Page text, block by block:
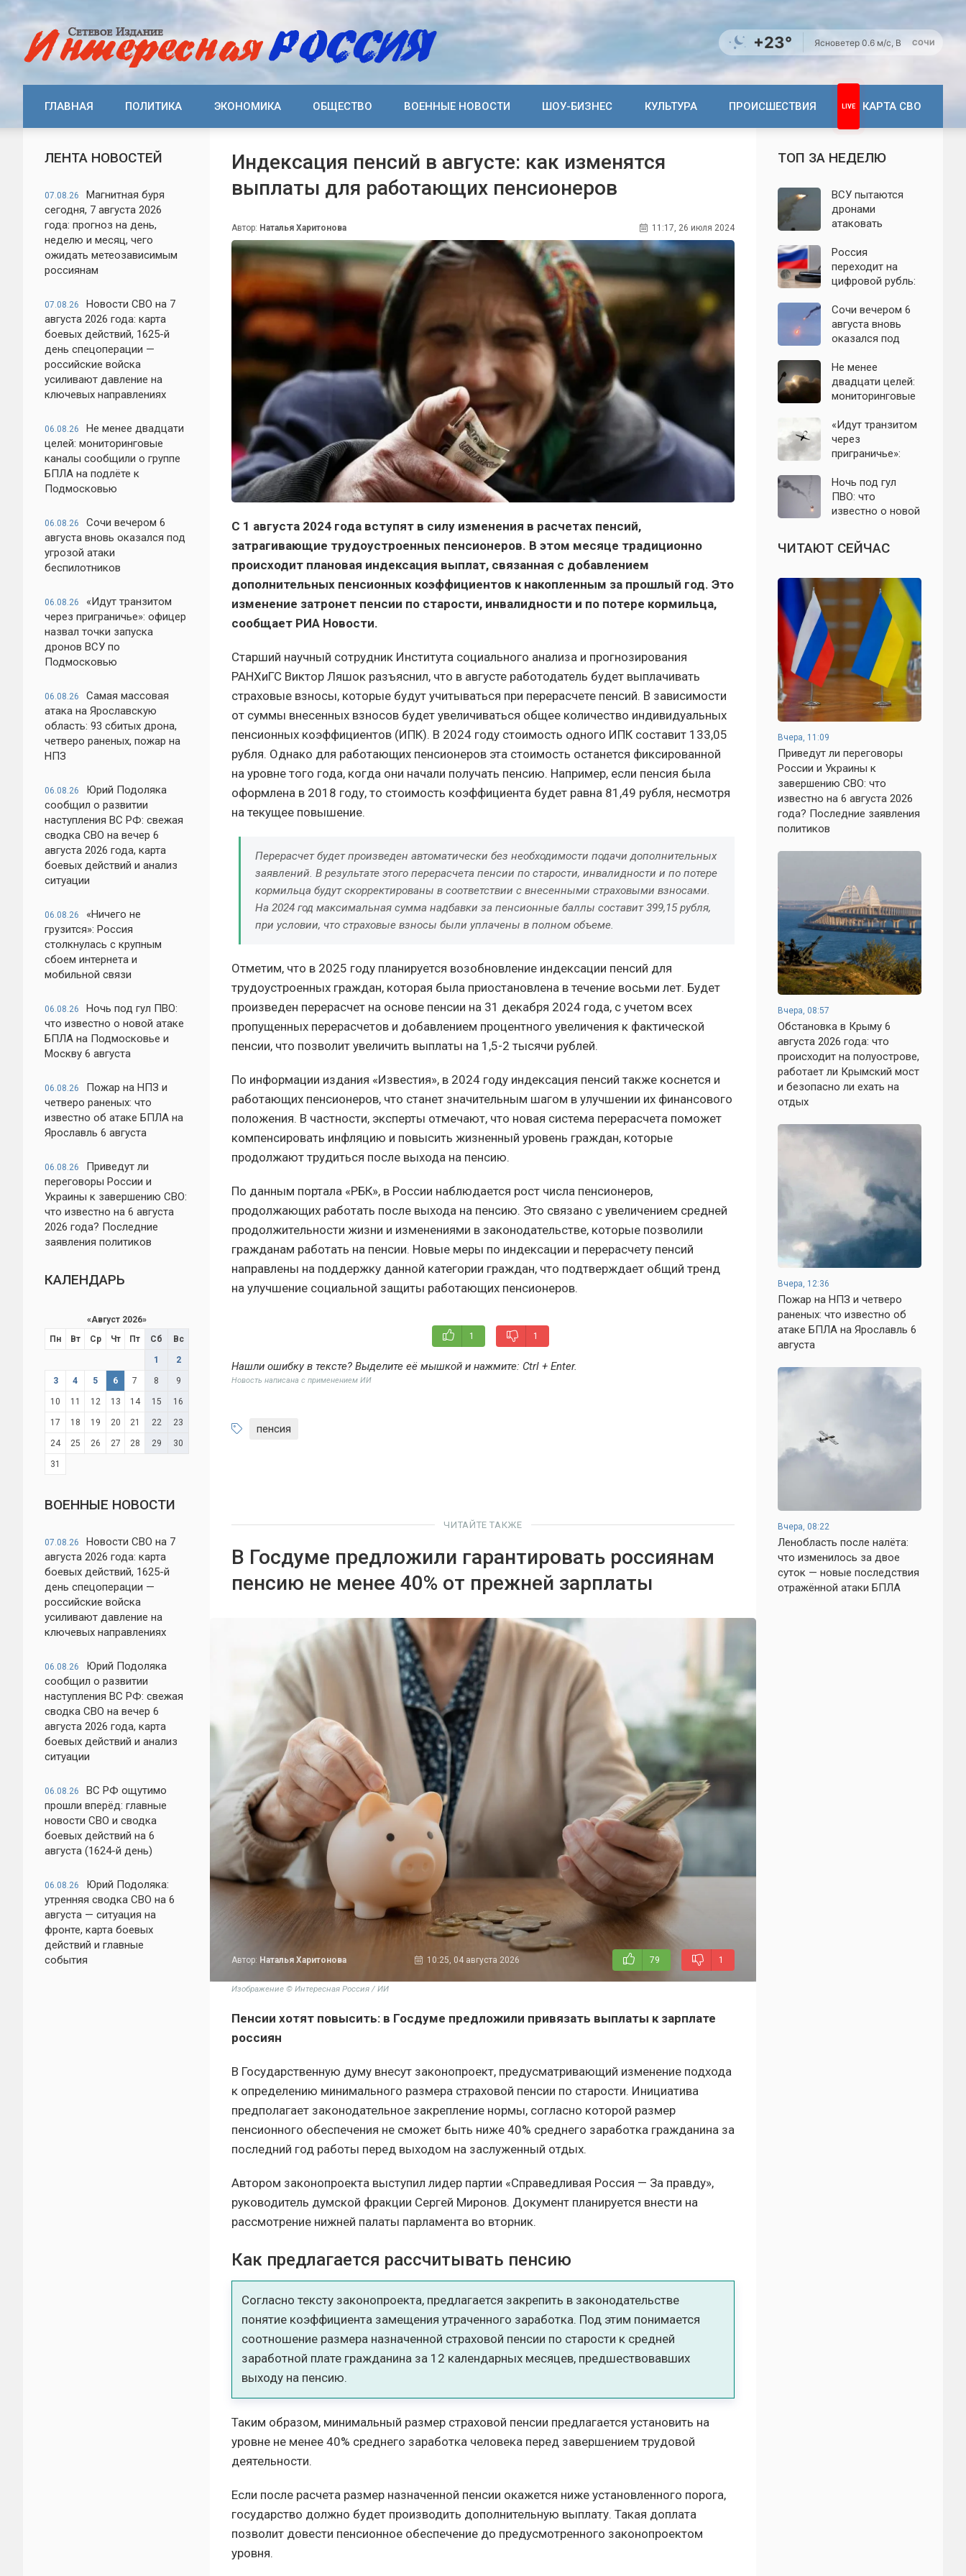
+23° Ясноветер 0.6 м/с, В СОЧИ
ГЛАВНАЯ ПОЛИТИКА ЭКОНОМИКА ОБЩЕСТВО ВОЕННЫЕ НОВОСТИ ШОУ-БИЗНЕС КУЛЬТУРА ПРОИСШЕСТВИЯ КАРТА СВО
ЛЕНТА НОВОСТЕЙ
07.08.26
Магнитная буря
сегодня, 7 августа 2026
года: прогноз на день,
неделю и месяц, чего
ожидать метеозависимым
россиянам
07.08.26
Новости СВО на 7
августа 2026 года: карта
боевых действий, 1625-й
день спецоперации —
российские войска
усиливают давление на
ключевых направлениях
06.08.26
Не менее двадцати
целей: мониторинговые
каналы сообщили о группе
БПЛА на подлёте к
Подмосковью
06.08.26
Сочи вечером 6
августа вновь оказался под
угрозой атаки
беспилотников
06.08.26
«Идут транзитом
через приграничье»: офицер
назвал точки запуска
дронов ВСУ по
Подмосковью
06.08.26
Самая массовая
атака на Ярославскую
область: 93 сбитых дрона,
четверо раненых, пожар на
НПЗ
06.08.26
Юрий Подоляка
сообщил о развитии
наступления ВС РФ: свежая
сводка СВО на вечер 6
августа 2026 года, карта
боевых действий и анализ
ситуации
06.08.26
«Ничего не
грузится»: Россия
столкнулась с крупным
сбоем интернета и
мобильной связи
06.08.26
Ночь под гул ПВО:
что известно о новой атаке
БПЛА на Подмосковье и
Москву 6 августа
06.08.26
Пожар на НПЗ и
четверо раненых: что
известно об атаке БПЛА на
Ярославль 6 августа
06.08.26
Приведут ли
переговоры России и
Украины к завершению СВО:
что известно на 6 августа
2026 года? Последние
заявления политиков
КАЛЕНДАРЬ
«Август 2026»
Пн
Вт Ср Чт Пт Сб Вс
1 2
3 4 5 6 7 8 9
10 11 12 13 14 15 16
17 18 19 20 21 22 23
24 25 26 27 28 29 30
31
ВОЕННЫЕ НОВОСТИ
07.08.26
Новости СВО на 7
августа 2026 года: карта
боевых действий, 1625-й
день спецоперации —
российские войска
усиливают давление на
ключевых направлениях
06.08.26
Юрий Подоляка
сообщил о развитии
наступления ВС РФ: свежая
сводка СВО на вечер 6
августа 2026 года, карта
боевых действий и анализ
ситуации
06.08.26
ВС РФ ощутимо
прошли вперёд: главные
новости СВО и сводка
боевых действий на 6
августа (1624-й день)
06.08.26
Юрий Подоляка:
утренняя сводка СВО на 6
августа — ситуация на
фронте, карта боевых
действий и главные
события
Индексация пенсий в августе: как изменятся
выплаты для работающих пенсионеров
Автор: Наталья Харитонова 11:17, 26 июля 2024
С 1 августа 2024 года вступят в силу изменения в расчетах пенсий,
затрагивающие трудоустроенных пенсионеров. В этом месяце традиционно
происходит плановая индексация выплат, связанная с добавлением
дополнительных пенсионных коэффициентов к накопленным за прошлый год. Это
изменение затронет пенсии по старости, инвалидности и по потере кормильца,
сообщает РИА Новости.
Старший научный сотрудник Института социального анализа и прогнозирования
РАНХиГС Виктор Ляшок разъяснил, что в августе работодатель будет выплачивать
страховые взносы, которые будут учитываться при перерасчете пенсий. В зависимости
от суммы внесенных взносов будет увеличиваться общее количество индивидуальных
пенсионных коэффициентов (ИПК). В 2024 году стоимость одного ИПК составит 133,05
рубля. Однако для работающих пенсионеров эта стоимость останется фиксированной
на уровне того года, когда они начали получать пенсию. Например, если пенсия была
оформлена в 2018 году, то стоимость коэффициента будет равна 81,49 рубля, несмотря
на текущее повышение.
Перерасчет будет произведен автоматически без необходимости подачи дополнительных
заявлений. В результате этого перерасчета пенсии по старости, инвалидности и по потере
кормильца будут скорректированы в соответствии с внесенными страховыми взносами.
На 2024 год максимальная сумма надбавки за пенсионные баллы составит 399,15 рубля,
при условии, что страховые взносы были уплачены в полном объеме.
Отметим, что в 2025 году планируется возобновление индексации пенсий для
трудоустроенных граждан, которая была приостановлена в течение восьми лет. Будет
произведен перерасчет на основе пенсии на 31 декабря 2024 года, с учетом всех
пропущенных перерасчетов и добавлением процентного увеличения к фактической
пенсии, что позволит увеличить выплаты на 1,5-2 тысячи рублей.
По информации издания «Известия», в 2024 году индексация пенсий также коснется и
работающих пенсионеров, что станет значительным шагом в улучшении их финансового
положения. В частности, эксперты отмечают, что новая система перерасчета поможет
компенсировать инфляцию и повысить жизненный уровень граждан, которые
продолжают трудиться после выхода на пенсию.
По данным портала «РБК», в России наблюдается рост числа пенсионеров,
продолжающих работать после выхода на пенсию. Это связано с увеличением средней
продолжительности жизни и изменениями в законодательстве, которые позволили
гражданам работать на пенсии. Новые меры по индексации и перерасчету пенсий
направлены на поддержку данной категории граждан, что подтверждает общий тренд
на улучшение социальной защиты работающих пенсионеров.
1 1
Нашли ошибку в тексте? Выделите её мышкой и нажмите: Ctrl + Enter.
Новость написана с применением ИИ
пенсия
ЧИТАЙТЕ ТАКЖЕ
В Госдуме предложили гарантировать россиянам
пенсию не менее 40% от прежней зарплаты
Автор: Наталья Харитонова 10:25, 04 августа 2026 79 1
Изображение © Интересная Россия / ИИ
Пенсии хотят повысить: в Госдуме предложили привязать выплаты к зарплате
россиян
В Государственную думу внесут законопроект, предусматривающий изменение подхода
к определению минимального размера страховой пенсии по старости. Инициатива
предполагает законодательное закрепление нормы, согласно которой размер
пенсионного обеспечения не сможет быть ниже 40% среднего заработка гражданина за
последний год работы перед выходом на заслуженный отдых.
Автором законопроекта выступил лидер партии «Справедливая Россия — За правду»,
руководитель думской фракции Сергей Миронов. Документ планируется внести на
рассмотрение нижней палаты парламента во вторник.
Как предлагается рассчитывать пенсию
Согласно тексту законопроекта, предлагается закрепить в законодательстве
понятие коэффициента замещения утраченного заработка. Под этим понимается
соотношение размера назначенной страховой пенсии по старости к средней
заработной плате гражданина за 12 календарных месяцев, предшествовавших
выходу на пенсию.
Таким образом, минимальный размер страховой пенсии предлагается установить на
уровне не менее 40% среднего заработка человека перед завершением трудовой
деятельности.
Если после расчета размер назначенной пенсии окажется ниже установленного порога,
государство должно будет производить дополнительную выплату. Такая доплата
позволит довести пенсионное обеспечение до предусмотренного законопроектом
уровня.
ТОП ЗА НЕДЕЛЮ
ВСУ пытаются
дронами
атаковать
Крыма: свежие
подробности
налёта на
06.08.2026
Россия
переходит на
цифровой рубль:
систему сравнили
с моделью СССР
Сочи вечером 6
августа вновь
оказался под
беспилотников
Не менее
двадцати целей:
мониторинговые
сообщили о
группе БПЛА на
подлёте к
«Идут транзитом
через
приграничье»:
точки запуска
дронов ВСУ по
Подмосковью
Ночь под гул
ПВО: что
известно о новой
Подмосковье и
Москву 6 августа
ЧИТАЮТ СЕЙЧАС
Вчера, 11:09
Приведут ли переговоры
России и Украины к
завершению СВО: что
известно на 6 августа 2026
года? Последние заявления
политиков
Вчера, 08:57
Обстановка в Крыму 6
августа 2026 года: что
происходит на полуострове,
работает ли Крымский мост
и безопасно ли ехать на
отдых
Вчера, 12:36
Пожар на НПЗ и четверо
раненых: что известно об
атаке БПЛА на Ярославль 6
августа
Вчера, 08:22
Ленобласть после налёта:
что изменилось за двое
суток — новые последствия
отражённой атаки БПЛА